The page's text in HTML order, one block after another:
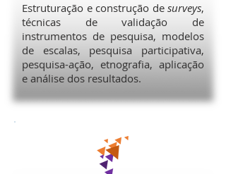
Estruturação e construção de surveys,
técnicas de validação de
instrumentos de pesquisa, modelos
de escalas, pesquisa participativa,
pesquisa-ação, etnografia, aplicação
e análise dos resultados.